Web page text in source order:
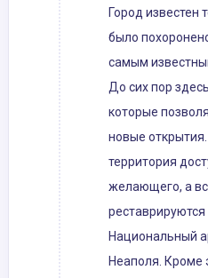
Город известен
было
самым
До сих пор
которые
новые
территория
желающего, а
Национальный
Неаполя. Кроме